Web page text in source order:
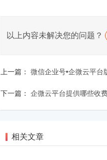
以上内容未解决您的问题？
上一篇： 微信企业号•企微云平台
下一篇： 企微云平台提供哪些收
相关文章